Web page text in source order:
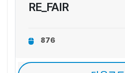
RE_FAIR
876